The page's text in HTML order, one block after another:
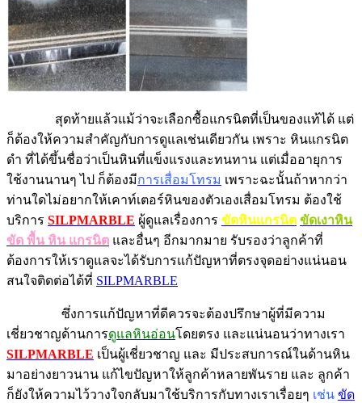
สุดท้ายแล้วแม้ว่าจะเลือกซื้อแกรนิตที่เป็นของแท้ได้ แต่
ก็ต้องให้ความสำคัญกับการดูแลเช่นเดียวกัน เพราะ หินแกรนิต
ดำ ที่ได้ขึ้นชื่อว่าเป็นหินที่แข็งแรงและทนทาน แต่เมื่ออายุการ
ใช้งานนานๆ ไป ก็ต้องมีการเสื่อมโทรม เพราะฉะนั้นถ้าหากว่า
ท่านใดไม่อยากให้เคาท์เตอร์หินของตัวเองเสื่อมโทรม ต้องใช้
บริการ SILPMARBLE ผู้ดูแลเรื่องการ ขัดหินแกรนิต ขัดเงาหิน
ขัด พื้น หิน แกรนิต และอื่นๆ อีกมากมาย รับรองว่าลูกค้าที่
ต้องการให้เราดูแลจะได้รับการแก้ปัญหาที่ตรงจุดอย่างแน่นอน
สนใจติดต่อได้ที่ SILPMARBLE
ซึ่งการแก้ปัญหาที่ดีควรจะต้องปรึกษาผู้ที่มีความ
เชี่ยวชาญด้านการดูแลหินอ่อนโดยตรง และแน่นอนว่าทางเรา
SILPMARBLE เป็นผู้เชี่ยวชาญ และ มีประสบการณ์ในด้านหิน
มาอย่างยาวนาน แก้ไขปัญหาให้ลูกค้าหลายพันราย และ ลูกค้า
ก็ยังให้ความไว้วางใจกลับมาใช้บริการกับทางเราเรื่อยๆ เช่น ขัด